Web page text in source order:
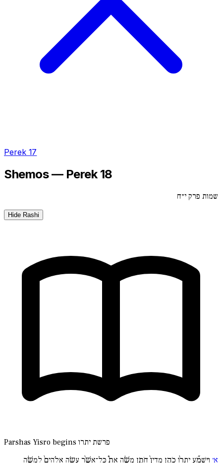
Perek 17
Shemos — Perek 18
שמות פרק י״ח
Hide Rashi
Parshas Yisro begins פרשת יתרו
א׳ וַיִּשְׁמַ֞ע יִתְר֨וֹ כֹהֵ֤ן מִדְיָן֙ חֹתֵ֣ן משֶׁ֔ה אֵת֩ כָּל־אֲשֶׁ֨ר עָשָׂ֤ה אֱלֹהִים֙ לְמשֶׁ֔ה